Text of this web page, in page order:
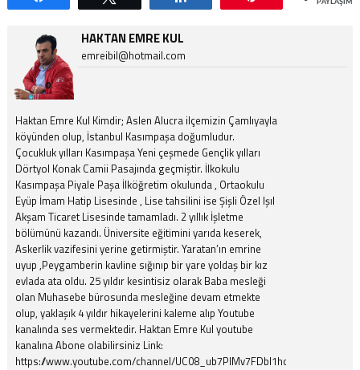
HAKTAN EMRE KUL
emreibil@hotmail.com
Haktan Emre Kul Kimdir; Aslen Alucra ilçemizin Çamlıyayla
köyünden olup, İstanbul Kasımpaşa doğumludur.
Çocukluk yılları Kasımpaşa Yeni çeşmede Gençlik yılları
Dörtyol Konak Camii Pasajında geçmiştir. İlkokulu
Kasımpaşa Piyale Paşa İlköğretim okulunda , Ortaokulu
Eyüp İmam Hatip Lisesinde , Lise tahsilini ise Şişli Özel Işıl
Akşam Ticaret Lisesinde tamamladı. 2 yıllık İşletme
bölümünü kazandı. Üniversite eğitimini yarıda keserek,
Askerlik vazifesini yerine getirmiştir. Yaratan’ın emrine
uyup ,Peygamberin kavline sığınıp bir yare yoldaş bir kız
evlada ata oldu. 25 yıldır kesintisiz olarak Baba mesleği
olan Muhasebe bürosunda mesleğine devam etmekte
olup, yaklaşık 4 yıldır hikayelerini kaleme alıp Youtube
kanalında ses vermektedir. Haktan Emre Kul youtube
kanalına Abone olabilirsiniz Link:
https://www.youtube.com/channel/UC08_ub7PIMv7FDbl1hojK_A